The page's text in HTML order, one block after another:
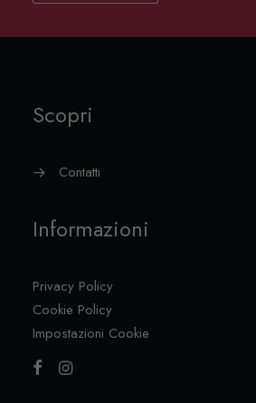
Scopri
Contatti
Informazioni
Privacy Policy
Cookie Policy
Impostazioni Cookie